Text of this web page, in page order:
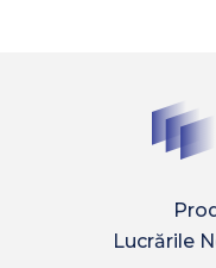
Lucrările